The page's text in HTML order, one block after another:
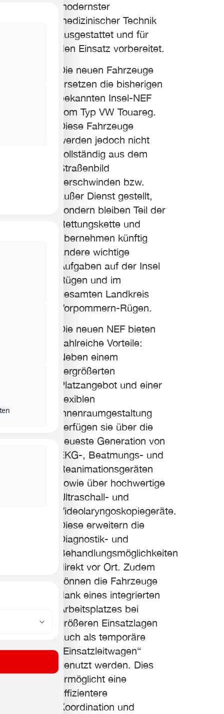
modernster
medizinischer Technik
ausgestattet und für
den Einsatz vorbereitet.
Die neuen Fahrzeuge
ersetzen die bisherigen
bekannten Insel-NEF
vom Typ VW Touareg.
Diese Fahrzeuge
werden jedoch nicht
vollständig aus dem
Straßenbild
verschwinden bzw.
außer Dienst gestellt,
sondern bleiben Teil der
Rettungskette und
übernehmen künftig
andere wichtige
Aufgaben auf der Insel
Rügen und im
gesamten Landkreis
Vorpommern-Rügen.
Die neuen NEF bieten
zahlreiche Vorteile:
Neben einem
vergrößerten
Platzangebot und einer
flexiblen
Innenraumgestaltung
verfügen sie über die
neueste Generation von
EKG-, Beatmungs- und
Reanimationsgeräten
sowie über hochwertige
Ultraschall- und
Videolaryngoskopiegeräte.
Diese erweitern die
Diagnostik- und
Behandlungsmöglichkeiten
direkt vor Ort. Zudem
können die Fahrzeuge
dank eines integrierten
Arbeitsplatzes bei
größeren Einsatzlagen
auch als temporäre
„Einsatzleitwagen“
genutzt werden. Dies
ermöglicht eine
effizientere
Koordination und